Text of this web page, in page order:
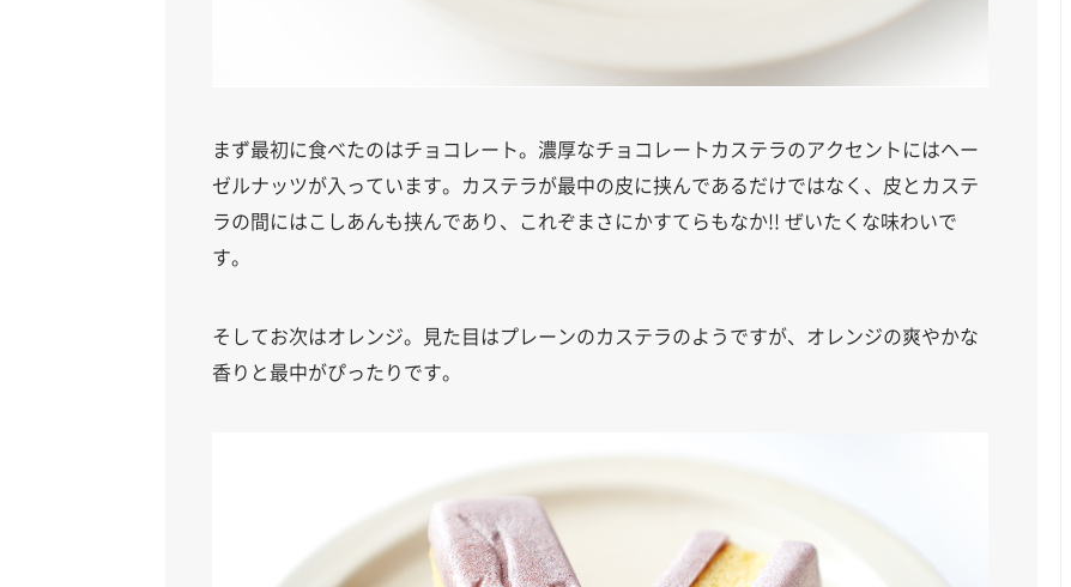
まず最初に食べたのはチョコレート。濃厚なチョコレートカステラのアクセントにはヘー
ゼルナッツが入っています。カステラが最中の皮に挟んであるだけではなく、皮とカステ
ラの間にはこしあんも挟んであり、これぞまさにかすてらもなか!! ぜいたくな味わいで
す。
そしてお次はオレンジ。見た目はプレーンのカステラのようですが、オレンジの爽やかな
香りと最中がぴったりです。